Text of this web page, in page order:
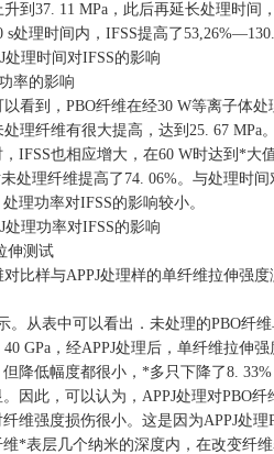
升到37. 11 MPa，此后再延长处理时间
s处理时间内，IFSS提高了
理时间对IFSS的影响
率的影响
看到，PBO纤维在经30 W等离子体处
处理纤维有很大提高，达到25. 67 MPa
IFSS也相应增大，在60 W时达到*大
处理纤维提高了74. 06%。与处理时间
理功率对IFSS的影响较小。
理功率对IFSS的影响
伸测试
比样与APPJ处理样的单纤维拉伸强度
。从表中可以看出．未处理的PBO纤
GPa，经APPJ处理后，单纤维拉伸
降低幅度都很小，*多只下降了8.
因此，可以认为，APPJ处理对PBO纤
维强度损伤很小。这是因为APPJ处理
维*表层几个纳米的深度内，在改变纤